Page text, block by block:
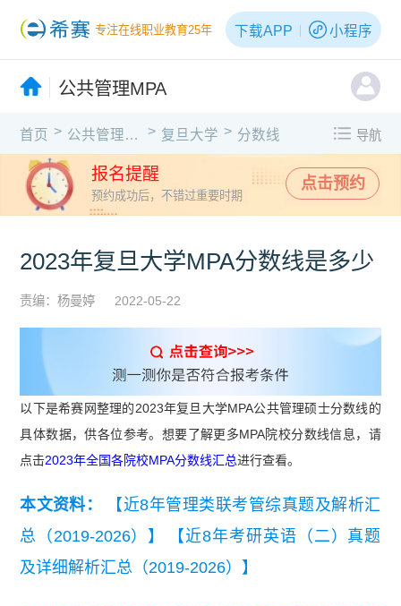
专注在线职业教育25年 下载APP 小程序
公共管理MPA
首页 > 公共管理MPA > 复旦大学 > 分数线 导航
报名提醒
预约成功后，不错过重要时期
点击预约
2023年复旦大学MPA分数线是多少
责编：杨曼婷 2022-05-22
以下是希赛网整理的2023年复旦大学MPA公共管理硕士分数线的
具体数据，供各位参考。想要了解更多MPA院校分数线信息，请
点击2023年全国各院校MPA分数线汇总进行查看。
本文资料：
【近8年管理类联考管综真题及解析汇
总（2019-2026）】
【近8年考研英语（二）真题
及详细解析汇总（2019-2026）】